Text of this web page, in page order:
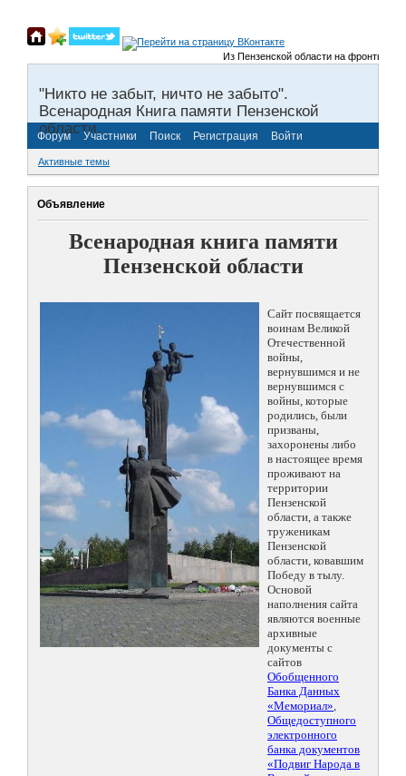
Из Пензенской области на фронты
"Никто не забыт, ничто не забыто".
Всенародная Книга памяти Пензенской
области.
Форум Участники Поиск Регистрация Войти
Активные темы
Объявление
Всенародная книга памяти
Пензенской области
Сайт посвящается
воинам Великой
Отечественной
войны,
вернувшимся и не
вернувшимся с
войны, которые
родились, были
призваны,
захоронены либо
в настоящее время
проживают на
территории
Пензенской
области, а также
труженикам
Пензенской
области, ковавшим
Победу в тылу.
Основой
наполнения сайта
являются военные
архивные
документы с
сайтов
Обобщенного
Банка Данных
«Мемориал»,
Общедоступного
электронного
банка документов
«Подвиг Народа в